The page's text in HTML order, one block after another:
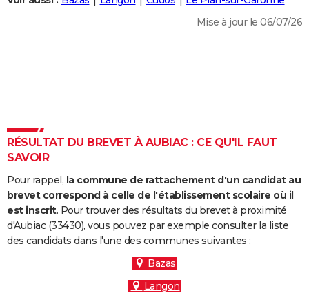
DICTIONNAIRE
Dictionnaire
Biographies
Citations
Expressions
Proverbes
PROGRAMME TV
COPAINS D'AVANT
S'inscrire
Se connecter
Lycées
Collèges
Primaires
Universités
Entreprises
Service militaire
Avis de recherche
AVIS DE DÉCÈS
FORUM
Mise à jour le 06/07/26
RÉSULTAT DU BREVET À AUBIAC : CE QU'IL FAUT
SAVOIR
Pour rappel, la commune de rattachement d'un candidat au
brevet correspond à celle de l'établissement scolaire où il
est inscrit. Pour trouver des résultats du brevet à proximité
d'Aubiac (33430), vous pouvez par exemple consulter la liste
des candidats dans l'une des communes suivantes :
Bazas
Langon